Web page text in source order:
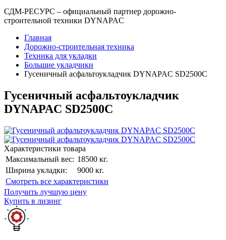
СДМ-РЕСУРС – официальный партнер дорожно-
строительной техники DYNAPAC
Главная
Дорожно-строительная техника
Техника для укладки
Большие укладчики
Гусеничный асфальтоукладчик DYNAPAC SD2500C
Гусеничный асфальтоукладчик
DYNAPAC SD2500C
Характеристики товара
Максимальный вес: 18500 кг.
Ширина укладки:
9000 кг.
Cмотреть все характеристики
Получить лучшую цену
Купить в лизинг